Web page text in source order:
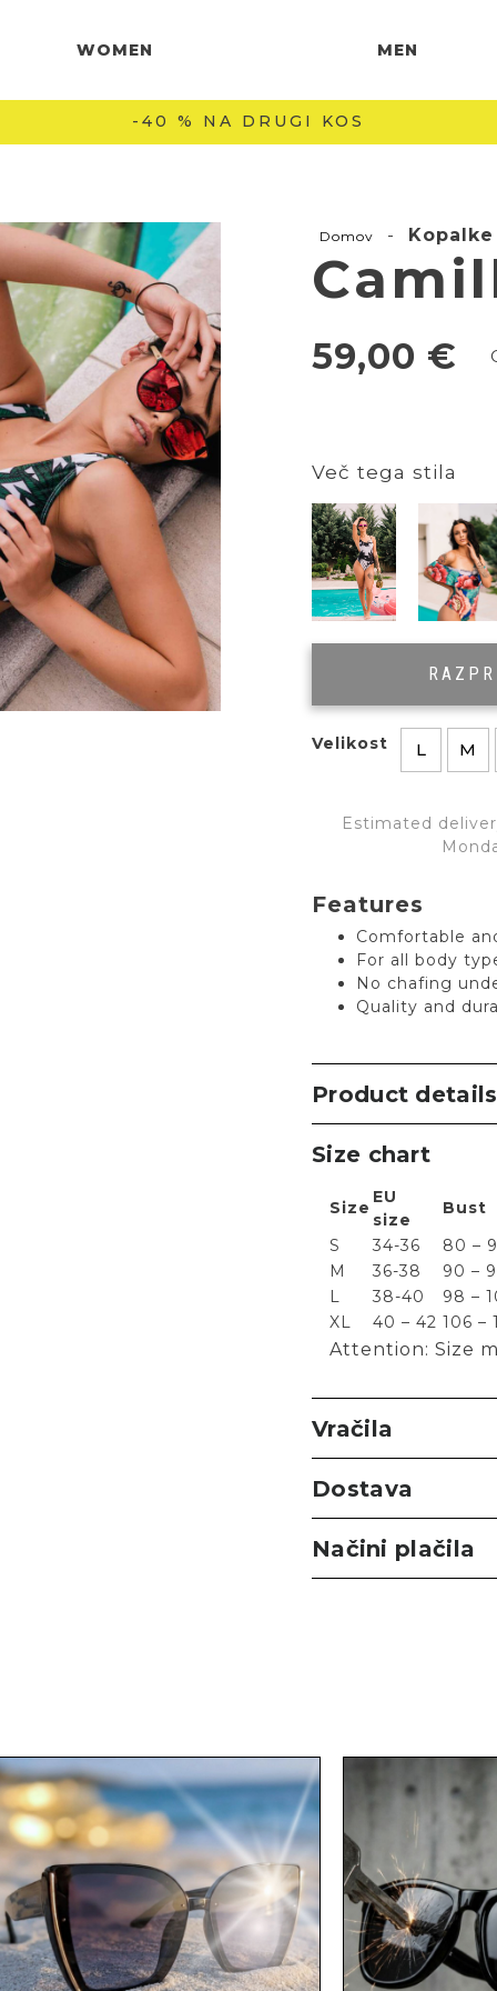
WOMEN MEN
-40 % NA DRUGI KOS
Domov - Kopalke
59,00 €
Več tega stila
Velikost L M
Estimated
Features
Comfortable
For all body
No chafing
Quality and
Product details
Size chart
Size
EU
size
Bust
S
34-36
80 –
M
36-38
90 –
L
38-40
98 –
XL
40 – 42 106 –
Attention: Size
Vračila
Dostava
Načini plačila